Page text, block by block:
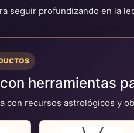
seguir profundizando en la
herramientas
con recursos astrológicos y